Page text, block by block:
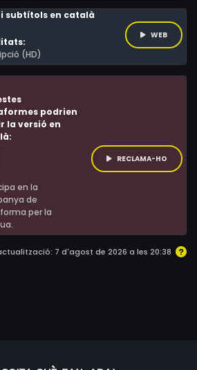
subtítols en català
(HD)
WEB
podrien
la versió en
en la
de
per la
RECLAMA-HO
7 d'agost de 2026 a les 20:38